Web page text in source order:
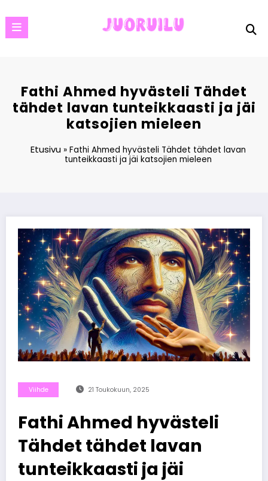
to
content
Fathi Ahmed hyvästeli Tähdet
tähdet lavan tunteikkaasti ja jäi
katsojien mieleen
Etusivu» Fathi Ahmed hyvästeli Tähdet tähdet lavan
tunteikkaasti ja jäi katsojien mieleen
Viihde 21 Toukokuun, 2025
Fathi Ahmed hyvästeli
Tähdet tähdet lavan
tunteikkaasti ja jäi